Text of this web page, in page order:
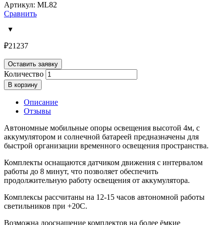
Артикул: ML82
Сравнить
₽21237
Оставить заявку
Количество
В корзину
Описание
Отзывы
Автономные мобильные опоры освещения высотой 4м, с
аккумулятором и солнечной батареей предназначены для
быстрой организации временного освещения пространства.
Комплекты оснащаются датчиком движения с интервалом
работы до 8 минут, что позволяет обеспечить
продолжительную работу освещения от аккумулятора.
Комплексы рассчитаны на 12-15 часов автономной работы
светильников при +20С.
Возможна дооснащение комплектов на более ёмкие